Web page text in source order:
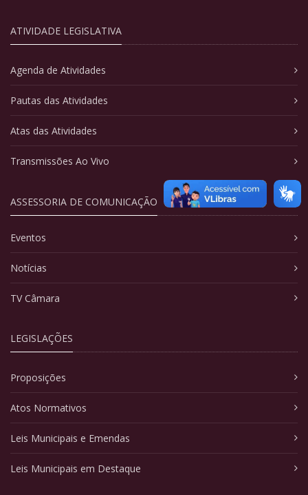
ATIVIDADE LEGISLATIVA
Agenda de Atividades
Pautas das Atividades
Atas das Atividades
Transmissões Ao Vivo
ASSESSORIA DE COMUNICAÇÃO
Eventos
Notícias
TV Câmara
LEGISLAÇÕES
Proposições
Atos Normativos
Leis Municipais e Emendas
Leis Municipais em Destaque